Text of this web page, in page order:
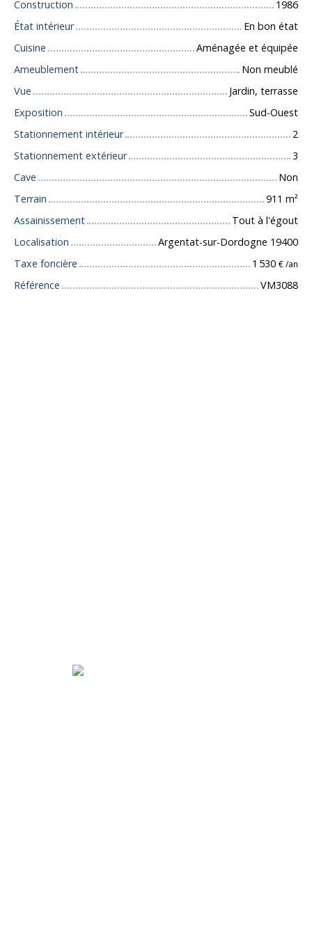
Construction
1986
État intérieur
En bon état
Cuisine
Aménagée et équipée
Ameublement
Non meublé
Vue
Jardin, terrasse
Exposition
Sud-Ouest
Stationnement intérieur
2
Stationnement extérieur
3
Cave
Non
Terrain
911 m²
Assainissement
Tout à l'égout
Localisation
Argentat-sur-Dordogne 19400
Taxe foncière
1 530 € /an
Référence VM3088